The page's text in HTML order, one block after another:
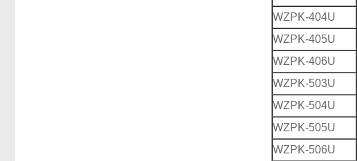
WZPK-404U
WZPK-405U
WZPK-406U
WZPK-503U
WZPK-504U
WZPK-505U
WZPK-506U